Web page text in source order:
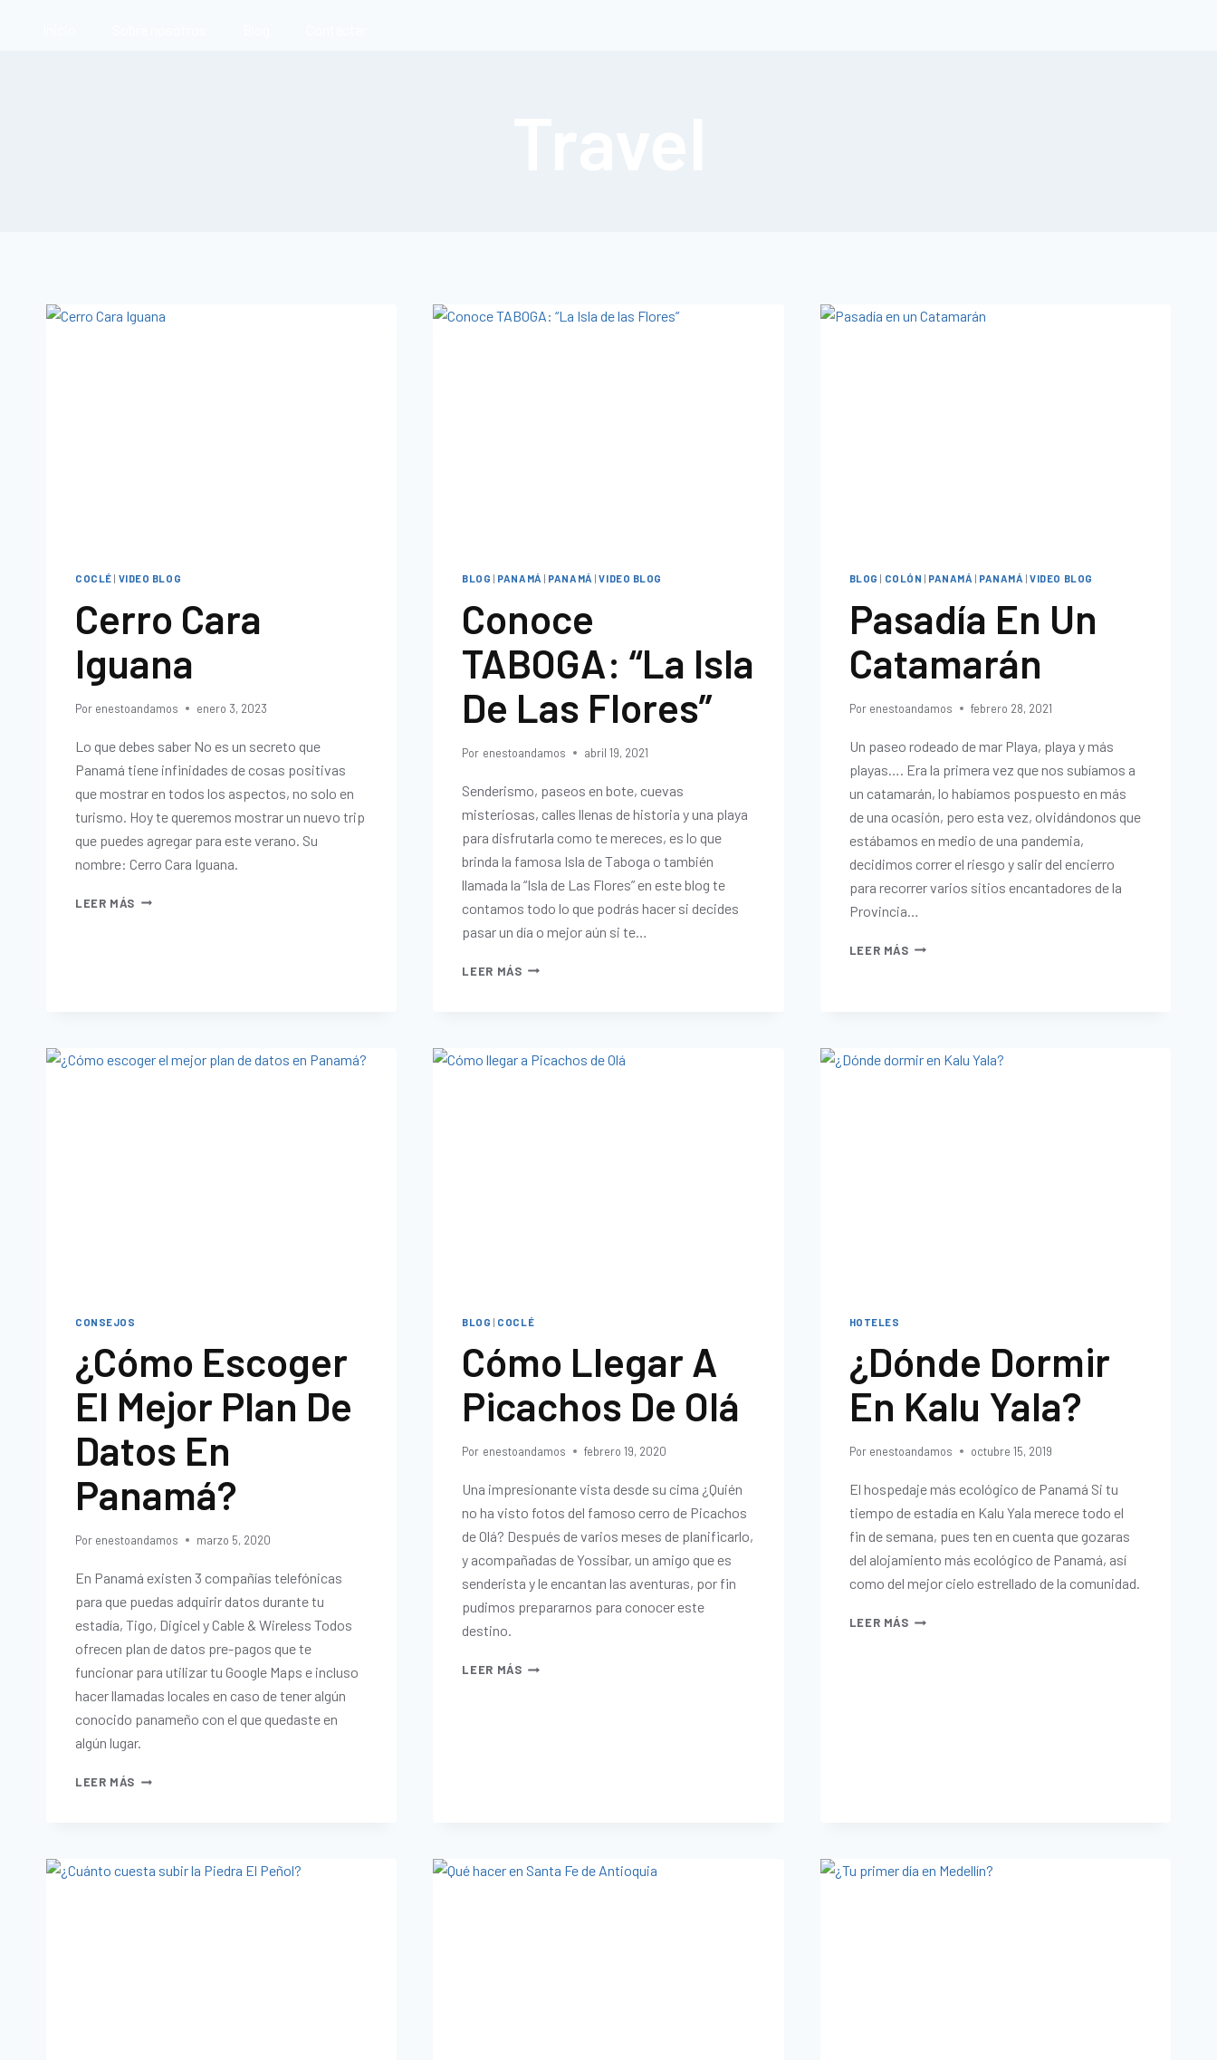
COCLÉ VIDEO BLOG
Cerro Cara
Iguana
Por enestoandamos enero 3, 2023
Lo que debes saber No es un secreto que
Panamá tiene infinidades de cosas positivas
que mostrar en todos los aspectos, no solo en
turismo. Hoy te queremos mostrar un nuevo trip
que puedes agregar para este verano. Su
nombre: Cerro Cara Iguana.
LEER MÁS
BLOG PANAMÁ PANAMÁ |VIDEO BLOG
Conoce
TABOGA: “La Isla
De Las Flores”
Por enestoandamos abril 19, 2021
Senderismo, paseos en bote, cuevas
misteriosas, calles llenas de historia y una playa
para disfrutarla como te mereces, es lo que
brinda la famosa Isla de Taboga o también
llamada la “Isla de Las Flores” en este blog te
contamos todo lo que podrás hacer si decides
pasar un día o mejor aún si te…
LEER MÁS
BLOG COLÓN PANAMÁ PANAMÁ |VIDEO BLOG
Pasadía En Un
Catamarán
Por enestoandamos febrero 28, 2021
Un paseo rodeado de mar Playa, playa y más
playas…. Era la primera vez que nos subíamos a
un catamarán, lo habíamos pospuesto en más
de una ocasión, pero esta vez, olvidándonos que
estábamos en medio de una pandemia,
decidimos correr el riesgo y salir del encierro
para recorrer varios sitios encantadores de la
Provincia…
LEER MÁS
CONSEJOS
¿Cómo Escoger
El Mejor Plan De
Datos En
Panamá?
Por enestoandamos marzo 5, 2020
En Panamá existen 3 compañías telefónicas
para que puedas adquirir datos durante tu
estadía, Tigo, Digicel y Cable & Wireless Todos
ofrecen plan de datos pre-pagos que te
funcionar para utilizar tu Google Maps e incluso
hacer llamadas locales en caso de tener algún
conocido panameño con el que quedaste en
algún lugar.
LEER MÁS
BLOG | COCLÉ
Cómo Llegar A
Picachos De Olá
Por enestoandamos febrero 19, 2020
Una impresionante vista desde su cima ¿Quién
no ha visto fotos del famoso cerro de Picachos
de Olá? Después de varios meses de planificarlo,
y acompañadas de Yossibar, un amigo que es
senderista y le encantan las aventuras, por fin
pudimos prepararnos para conocer este
destino.
LEER MÁS
HOTELES
¿Dónde Dormir
En Kalu Yala?
Por enestoandamos octubre 15, 2019
El hospedaje más ecológico de Panamá Si tu
tiempo de estadía en Kalu Yala merece todo el
fin de semana, pues ten en cuenta que gozaras
del alojamiento más ecológico de Panamá, así
como del mejor cielo estrellado de la comunidad.
LEER MÁS